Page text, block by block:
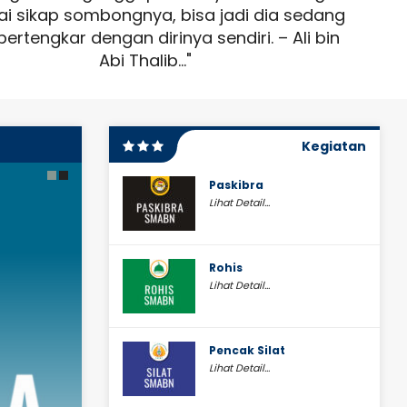
sikap sombongnya, bisa jadi dia sedang
dengan dirinya sendiri. – Ali bin
Abi Thalib..."
Kegiatan
Paskibra
Lihat Detail...
Rohis
Lihat Detail...
Pencak Silat
Lihat Detail...